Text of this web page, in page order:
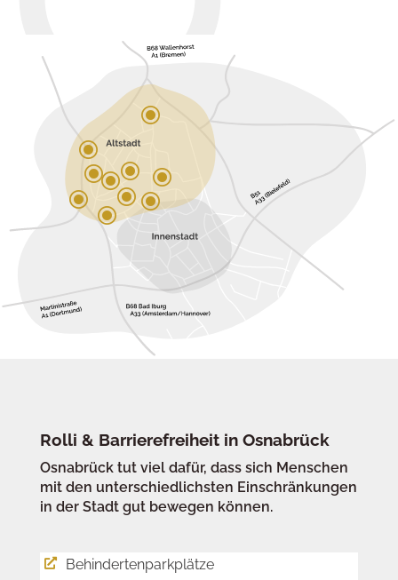
\
\ \
\
\
\
\
\\
\
Rolli & Barrierefreiheit in Osnabrück
Osnabrück tut viel dafür, dass sich Menschen
mit den unterschiedlichsten Einschränkungen
in der Stadt gut bewegen können.
 Behindertenparkplätze